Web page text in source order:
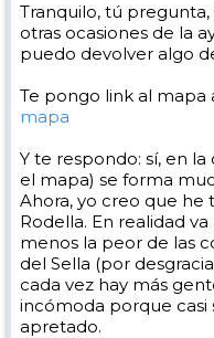
Tranquilo, tú
otras ocasiones de la
puedo devolver algo
Te pongo link al mapa
mapa
Y te respondo: sí, en la
el mapa) se forma
Ahora, yo creo que he
Rodella. En realidad
menos la peor de las
del Sella (por
cada vez hay más
incómoda porque casi
apretado.